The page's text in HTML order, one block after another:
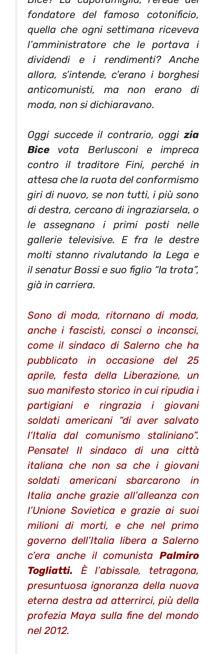
fondatore del famoso cotonificio,
quella che ogni settimana riceveva
l’amministratore che le portava i
dividendi e i rendimenti? Anche
allora, s’intende, c’erano i borghesi
anticomunisti, ma non erano di
moda, non si dichiaravano.
Oggi succede il contrario, oggizia
Bice vota Berlusconi e impreca
contro il traditore Fini, perché in
attesa che la ruota del conformismo
giri di nuovo, se non tutti, i più sono
di destra, cercano di ingraziarsela, o
le assegnano i primi posti nelle
gallerie televisive. E fra le destre
molti stanno rivalutando la Lega e
il senatur Bossi e suo figlio “la trota”,
già in carriera.
Sono di moda, ritornano di moda,
anche i fascisti, consci o inconsci,
come il sindaco di Salerno che ha
pubblicato in occasione del 25
aprile, festa della Liberazione, un
suo manifesto storico in cui ripudia i
partigiani e ringrazia i giovani
soldati americani “di aver salvato
l’Italia dal comunismo staliniano”.
Pensate! Il sindaco di una città
italiana che non sa che i giovani
soldati americani sbarcarono in
Italia anche grazie all’alleanza con
l’Unione Sovietica e grazie ai suoi
milioni di morti, e che nel primo
governo dell’Italia libera a Salerno
c’era anche il comunista Palmiro
Togliatti. È l’abissale, tetragona,
presuntuosa ignoranza della nuova
eterna destra ad atterrirci, più della
profezia Maya sulla fine del mondo
nel 2012.